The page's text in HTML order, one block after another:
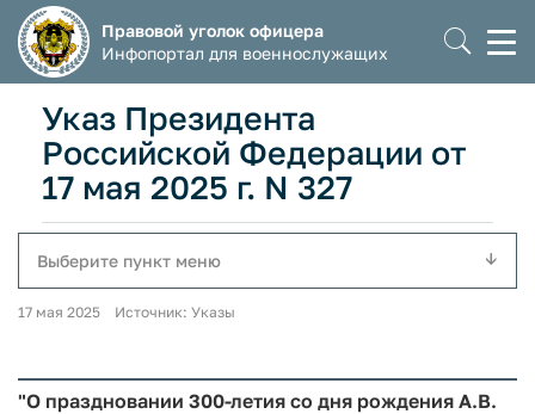
Правовой уголок офицера
Инфопортал для военнослужащих
Указ Президента
Российской Федерации от
17 мая 2025 г. N 327
Выберите пункт меню
17 мая 2025 Источник: Указы
"О праздновании 300-летия со дня рождения А.В.